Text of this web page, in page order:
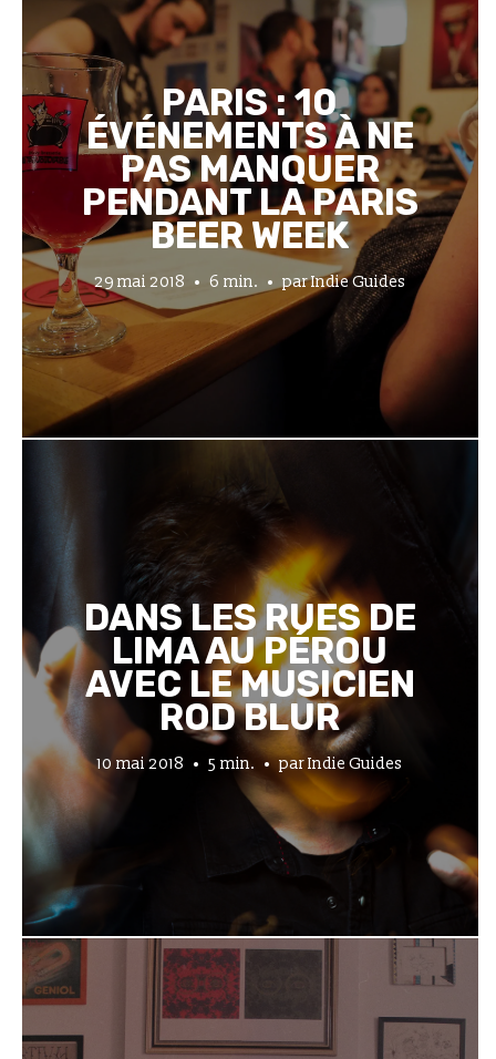
PARIS : 10
ÉVÉNEMENTS À NE
PAS MANQUER
PENDANT LA PARIS
BEER WEEK
29 mai 2018 6 min. parIndie Guides
DANS LES RUES DE
LIMA AU PÉROU
AVEC LE MUSICIEN
ROD BLUR
10 mai 2018 5 min. parIndie Guides